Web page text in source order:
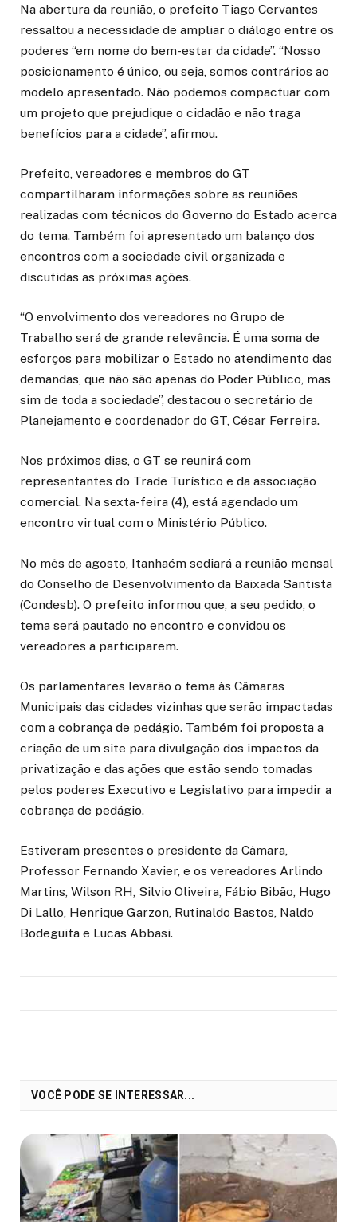
Na abertura da reunião, o prefeito Tiago Cervantes
ressaltou a necessidade de ampliar o diálogo entre os
poderes “em nome do bem-estar da cidade”. “Nosso
posicionamento é único, ou seja, somos contrários ao
modelo apresentado. Não podemos compactuar com
um projeto que prejudique o cidadão e não traga
benefícios para a cidade”, afirmou.
Prefeito, vereadores e membros do GT
compartilharam informações sobre as reuniões
realizadas com técnicos do Governo do Estado acerca
do tema. Também foi apresentado um balanço dos
encontros com a sociedade civil organizada e
discutidas as próximas ações.
“O envolvimento dos vereadores no Grupo de
Trabalho será de grande relevância. É uma soma de
esforços para mobilizar o Estado no atendimento das
demandas, que não são apenas do Poder Público, mas
sim de toda a sociedade”, destacou o secretário de
Planejamento e coordenador do GT, César Ferreira.
Nos próximos dias, o GT se reunirá com
representantes do Trade Turístico e da associação
comercial. Na sexta-feira (4), está agendado um
encontro virtual com o Ministério Público.
No mês de agosto, Itanhaém sediará a reunião mensal
do Conselho de Desenvolvimento da Baixada Santista
(Condesb). O prefeito informou que, a seu pedido, o
tema será pautado no encontro e convidou os
vereadores a participarem.
Os parlamentares levarão o tema às Câmaras
Municipais das cidades vizinhas que serão impactadas
com a cobrança de pedágio. Também foi proposta a
criação de um site para divulgação dos impactos da
privatização e das ações que estão sendo tomadas
pelos poderes Executivo e Legislativo para impedir a
cobrança de pedágio.
Estiveram presentes o presidente da Câmara,
Professor Fernando Xavier, e os vereadores Arlindo
Martins, Wilson RH, Silvio Oliveira, Fábio Bibão, Hugo
Di Lallo, Henrique Garzon, Rutinaldo Bastos, Naldo
Bodeguita e Lucas Abbasi.
VOCÊ PODE SE INTERESSAR...